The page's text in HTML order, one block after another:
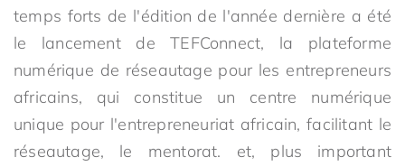
temps forts de l'édition de l'année dernière a été
le lancement de TEFConnect, la plateforme
numérique de réseautage pour les entrepreneurs
africains, qui constitue un centre numérique
unique pour l'entrepreneuriat africain, facilitant le
réseautage, le mentorat. et, plus important